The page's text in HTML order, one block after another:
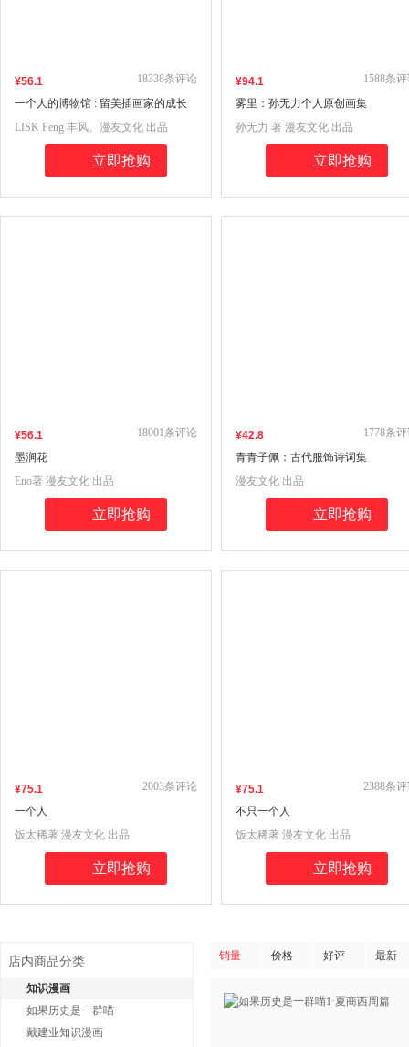
¥56.1
一个人的博物馆 : 留美插画家的成长
之旅(恭喜Lisk Feng 丰风获得2019年美
国福布斯艺术精英榜)
18338条评论
LISK Feng 丰风、漫友文化 出品
立即抢购
¥94.1
雾里：孙无力个人原创画集
1588条
孙无力 著 漫友文化 出品
立即抢购
¥56.1
墨涧花
18001条评论
Eno著 漫友文化 出品
立即抢购
¥42.8
青青子佩：古代服饰诗词集
1778条
漫友文化 出品
立即抢购
¥75.1
一个人
2003条评论
饭太稀著 漫友文化 出品
立即抢购
¥75.1
不只一个人
2388条
饭太稀著 漫友文化 出品
立即抢购
店内商品分类
知识漫画
如果历史是一群喵
戴建业知识漫画
销量 价格 好评 最新